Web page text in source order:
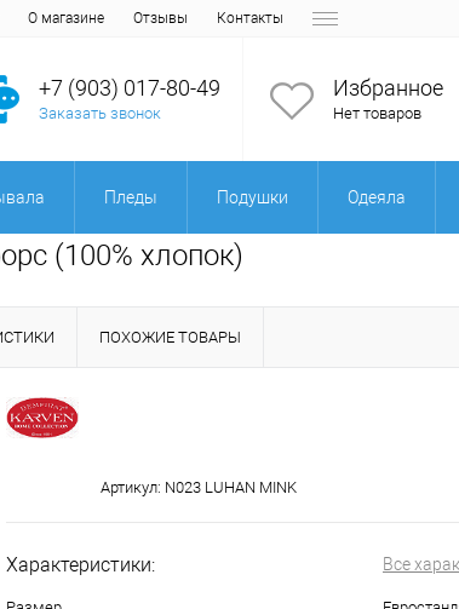
О магазине Отзывы Контакты
+7 (903) 017-80-49
Заказать звонок
Избранное
Нет товаров
Пледы Подушки Одеяла
(100% хлопок)
ПОХОЖИЕ ТОВАРЫ
Артикул: N023 LUHAN MINK
Характеристики: Все